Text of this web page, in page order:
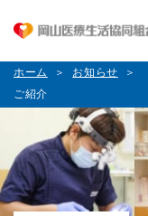
ホーム お知らせ
ご紹介